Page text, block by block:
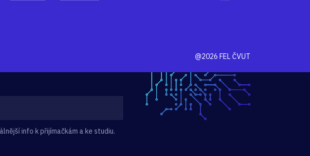
@2026 FEL ČVUT
info k přijímačkám a ke studiu.